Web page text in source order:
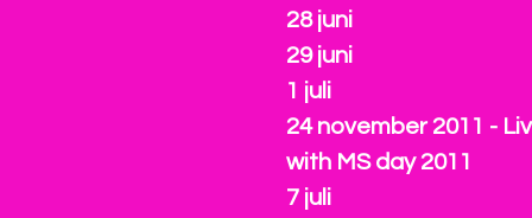
28 juni
29 juni
1 juli
24 november 2011 -
with MS day 2011
7 juli